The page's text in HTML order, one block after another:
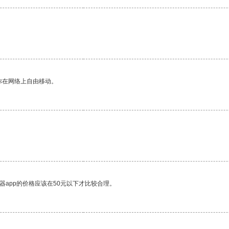
网络上自由移动。
app的价格应该在50元以下才比较合理。